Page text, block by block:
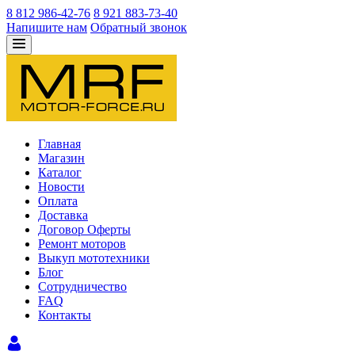
8 812 986-42-76 8 921 883-73-40
Напишите нам Обратный звонок
Главная
Магазин
Каталог
Новости
Оплата
Доставка
Договор Оферты
Ремонт моторов
Выкуп мототехники
Блог
Сотрудничество
FAQ
Контакты